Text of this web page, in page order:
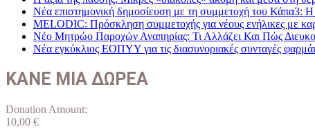
Νέα επιστημονική δημοσίευση με τη συμμετοχή του Κάπα3:
MELODIC: Πρόσκληση συμμετοχής για νέους ενήλικες με
Νέο Μητρώο Παροχών Αναπηρίας: Τι Αλλάζει Και Πώς
Νέα εγκύκλιος ΕΟΠΥΥ για τις διασυνοριακές συνταγές
ΚΑΝΕ ΜΙΑ ΔΩΡΕΑ
Donation Amount:
10,00 €